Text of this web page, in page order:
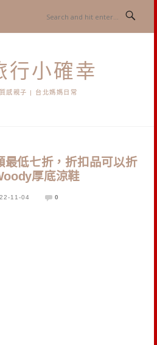
行小確幸
感親子 | 台北媽媽日常
最低七折，折扣品可以折
厚底涼鞋
11-04 0